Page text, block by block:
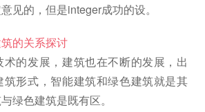
见的，但是integer成功的设。
的关系探讨
的发展，建筑也在不断的发展，出
形式，智能建筑和绿色建筑就是其
绿色建筑是既有区。